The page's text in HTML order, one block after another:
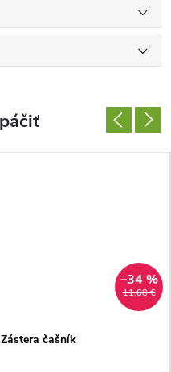
11,68 €
–34 %
Zástera čašník